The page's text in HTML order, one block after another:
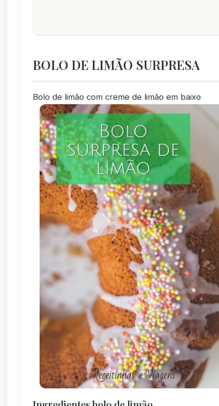
BOLO DE LIMÃO SURPRESA
Bolo de limão com creme de limão em baixo